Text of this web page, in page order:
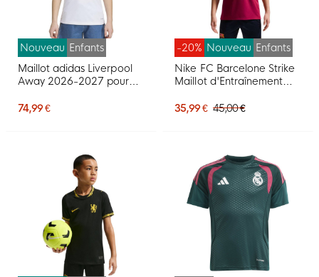
Nouveau Enfants
Maillot adidas Liverpool
Away 2026-2027 pour
74,99 €
-20% Nouveau Enfants
Nike FC Barcelone Strike
Maillot d'Entraînement
Rouge Bleu Foncé Jaune
35,99 € 45,00 €